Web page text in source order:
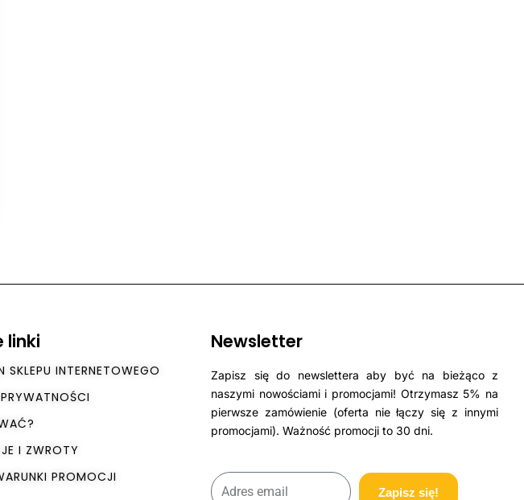
linki
SKLEPU INTERNETOWEGO
I ZWROTY
PROMOCJI
Newsletter
Zapisz się do newslettera aby być na bieżąco z
naszymi nowościami i promocjami! Otrzymasz 5% na
pierwsze zamówienie (oferta nie łączy się z innymi
promocjami). Ważność promocji to 30 dni.
Zapisz się!